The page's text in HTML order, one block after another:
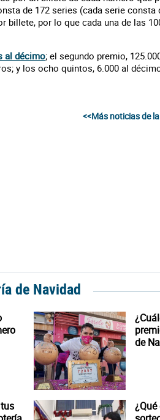
de 172 series (cada serie consta
billete, por lo que cada una de las
al décimo; el segundo premio,
y los ocho quintos, 6.000 al
<<Más noticias de
de Navidad
de